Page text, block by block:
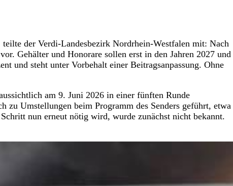
der Verdi-Landesbezirk Nordrhein-Westfalen mit: Nach
Gehälter und Honorare sollen erst in den Jahren 2027 und
und steht unter Vorbehalt einer Beitragsanpassung. Ohne
am 9. Juni 2026 in einer fünften Runde
zu Umstellungen beim Programm des Senders geführt, etwa
nun erneut nötig wird, wurde zunächst nicht bekannt.